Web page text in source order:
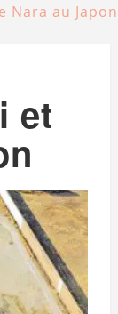
Nara au Japon
et